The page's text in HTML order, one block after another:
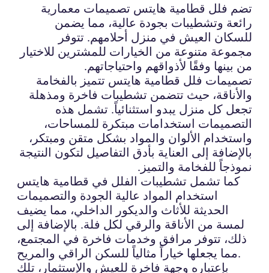
تضم فلل قطامية هايتس تصميمات معمارية
رائعة وتشطيبات بجودة عالية، مما يضمن
للسكان العيش في منزل أحلامهم. تتوفر
مجموعة متنوعة من الخيارات للمشترين للاختيار
من بينها وفقًا لأذواقهم واحتياجاتهم.
تصميمات فلل قطامية هايتس تتميز بالفخامة
والأناقة، حيث تتضمن تشطيبات فاخرة ومذهلة
تجعل كل منزل يبدو استثنائياً. تشمل هذه
التصميمات استخدامات مبتكرة للمساحات،
واستخدام الألوان والمواد بشكل متقن ومبتكر،
بالإضافة إلى العناية بأدق التفاصيل لتكون النتيجة
نموذجاً للفخامة والتميز.
كما تشمل تشطيبات الفلل في قطامية هايتس
استخدام المواد عالية الجودة والتصميمات
الحديثة للأثاث والديكور الداخلي، مما يضيف
لمسة من الأناقة والرقي لكل فلة. بالإضافة إلى
ذلك، تتوفر مرافق وخدمات فاخرة في المجتمع،
مما يجعلها خياراً مثالياً للسكن الراقي والمريح.
بإعتباره وجهة فاخرة للعيش والإستثمار، تلك